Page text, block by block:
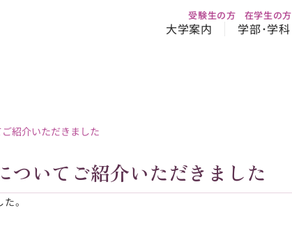
受験生の方 在学生の方
大学案内 学部･学科
紹介いただきました
ついてご紹介いただきました
。